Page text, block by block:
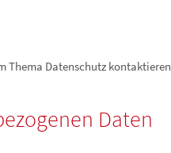
Thema Datenschutz kontaktieren
Daten